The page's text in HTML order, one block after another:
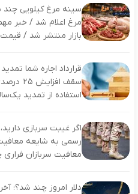
سینه مرغ کیلویی
مرغ اعلام شد / خبر
بازار منتشر شد / قیمت
قرارداد اجاره شما
سقف
استفاده از تمدید
اگر غیبت سربازی
رسمی به شایعه
معافیت سربازان
دلار امروز چند شد؟؛